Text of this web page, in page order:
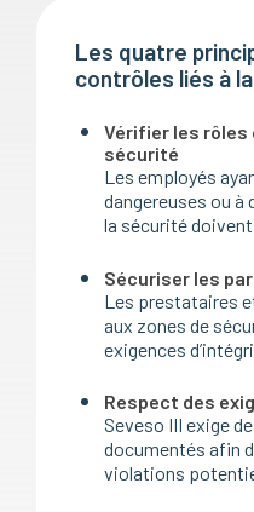
Les quatre
contrôles liés à
Vérifier les
sécurité
Les employés
dangereuses ou
la sécurité
Sécuriser les
Les prestataires
aux zones de
exigences
Respect des
Seveso III exige
documentés afin
violations